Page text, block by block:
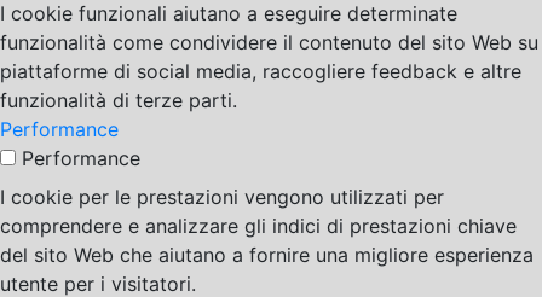
I cookie funzionali aiutano a eseguire determinate
funzionalità come condividere il contenuto del sito Web su
piattaforme di social media, raccogliere feedback e altre
funzionalità di terze parti.
Performance
Performance
I cookie per le prestazioni vengono utilizzati per
comprendere e analizzare gli indici di prestazioni chiave
del sito Web che aiutano a fornire una migliore esperienza
utente per i visitatori.